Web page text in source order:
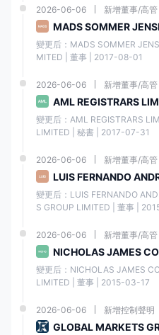
市場工具
進入全面的市場選擇，包括外匯市場
太坊等流行的加密貨幣、原油和天
主要市場的各種股票公司，以及黃
產品使交易者能夠探索不同的資產
使他們能夠利用跨多個部門的各種市
優點
跨多個資產類別的多元化
機會。
獲得不同的投資機會和部
門。
管理風險和防範市場不確
定性的對沖能力。
2026-06-06 新增董事/高管
MADS SOMMER
變更后：MADS SOMMER
MITED | 董事 | 2017-08-01
2026-06-06 新增董事/高管
AML REGISTRARS
變更后：AML REGISTRARS
LIMITED | 秘書 | 2017-07-31
2026-06-06 新增董事/高管
LUIS FERNANDO
變更后：LUIS FERNANDO
S GROUP LIMITED | 董事 |
2026-06-06 新增董事/高管
NICHOLAS JAMES
變更后：NICHOLAS JAMES
LIMITED | 董事 | 2015-03-17
2026-06-06 新增控制聲明
GLOBAL MARKETS